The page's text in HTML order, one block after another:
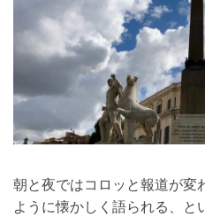
朝と夜ではコロッと報道が変
ように懐かしく語られる、と